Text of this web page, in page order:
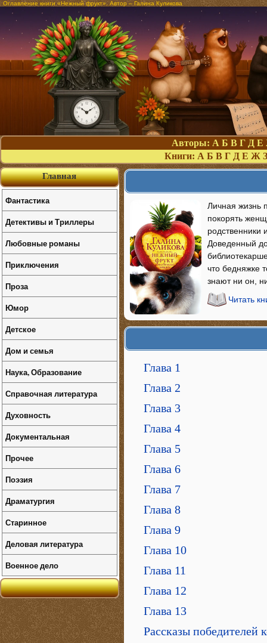
Оглавление книги «Нежный фрукт». Автор – Галина Куликова
Авторы: А Б В Г Д Е
Книги: А Б В Г Д Е Ж З
Личная жизнь
покорять
родственники
Доведенный
что бедняжке
знают ни он,
Читать
Глава 1
Глава 2
Глава 3
Глава 4
Глава 5
Глава 6
Глава 7
Глава 8
Глава 9
Глава 10
Глава 11
Глава 12
Глава 13
Рассказы победителей
Главная
Фантастика
Детективы и Триллеры
Любовные романы
Приключения
Проза
Юмор
Детское
Дом и семья
Наука, Образование
Справочная литература
Духовность
Документальная
Прочее
Поэзия
Драматургия
Старинное
Деловая литература
Военное дело